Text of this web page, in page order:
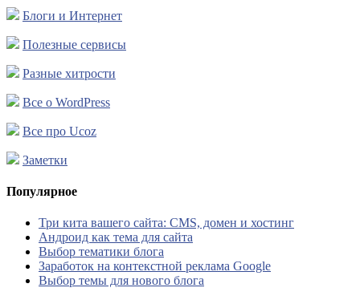
Блоги и Интернет
Полезные сервисы
Разные хитрости
Все о WordPress
Все про Ucoz
Заметки
Популярное
Три кита вашего сайта: CMS, домен и хостинг
Андроид как тема для сайта
Выбор тематики блога
Заработок на контекстной реклама Google
Выбор темы для нового блога